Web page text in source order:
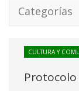
Categorías
CULTURA Y
Protocolo